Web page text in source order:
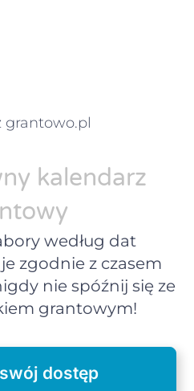
grantowo.pl
kalendarz
według dat
zgodnie z czasem
nie spóźnij się ze
grantowym!
dostęp